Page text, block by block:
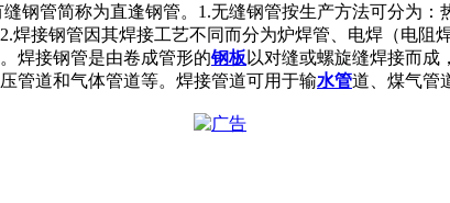
钢管简称为直逢钢管。1.无缝钢管按生产方法可分为
接钢管因其焊接工艺不同而分为炉焊管、电焊（电
焊接钢管是由卷成管形的钢板 以对缝或螺旋缝焊接而成
管道和气体管道等。焊接管道可用于输水管道、煤气管